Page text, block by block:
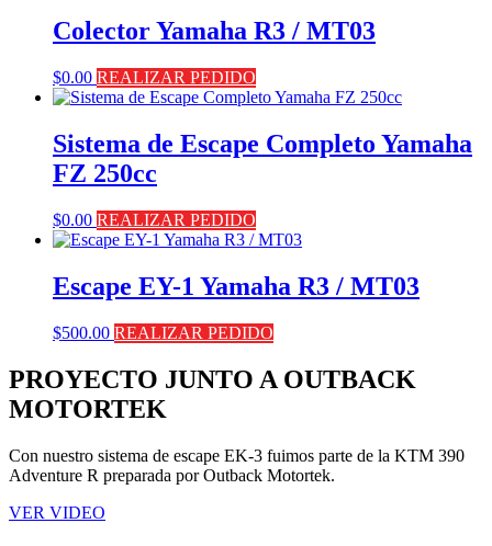
Colector Yamaha R3 / MT03
$0.00 REALIZAR PEDIDO
Sistema de Escape Completo Yamaha
FZ 250cc
$0.00 REALIZAR PEDIDO
Escape EY-1 Yamaha R3 / MT03
$500.00 REALIZAR PEDIDO
PROYECTO JUNTO A OUTBACK
MOTORTEK ​
Con nuestro sistema de escape EK-3 fuimos parte de la KTM 390
Adventure R preparada por Outback Motortek.
VER VIDEO